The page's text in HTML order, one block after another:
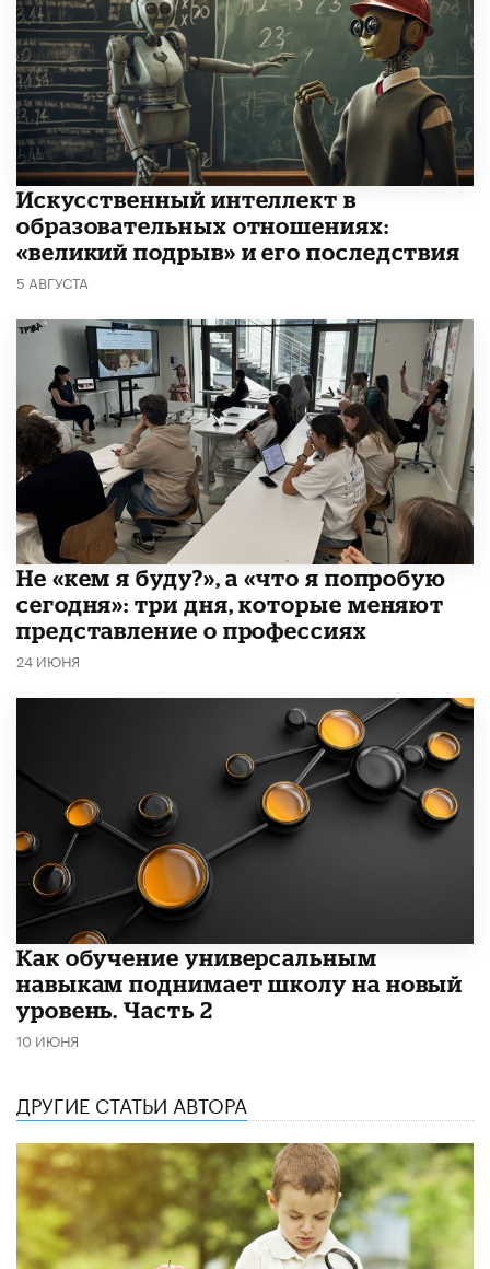
​Искусственный интеллект в
образовательных отношениях:
«великий подрыв» и его последствия
5 АВГУСТА
Не «кем я буду?», а «что я попробую
сегодня»: три дня, которые меняют
представление о профессиях
24 ИЮНЯ
​Как обучение универсальным
навыкам поднимает школу на новый
уровень. Часть 2
10 ИЮНЯ
ДРУГИЕ СТАТЬИ АВТОРА